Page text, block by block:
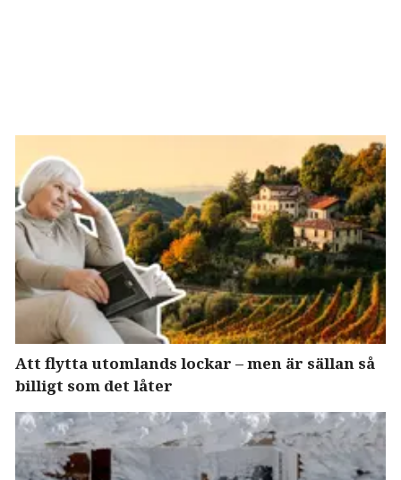
Att flytta utomlands lockar – men är sällan så
billigt som det låter